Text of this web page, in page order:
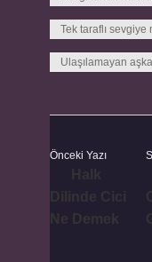
Tek taraflı sevgiye
Ulaşılamayan
Önceki Yazı